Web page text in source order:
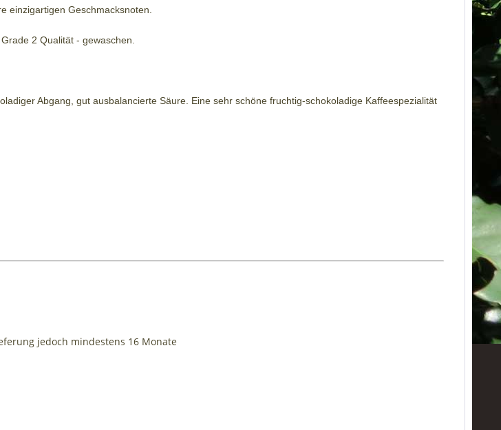
einzigartigen Geschmacksnoten.
2 Qualität - gewaschen.
Abgang, gut ausbalancierte Säure. Eine sehr schöne fruchtig-schokoladige Kaffeespezialität
jedoch mindestens 16 Monate